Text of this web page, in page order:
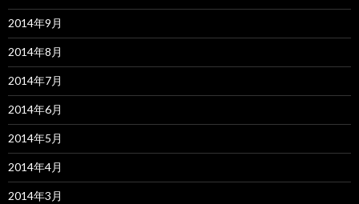
2014年9月
2014年8月
2014年7月
2014年6月
2014年5月
2014年4月
2014年3月